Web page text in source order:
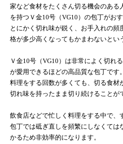
家など食材をたくさん切る機会のある
を持つＶ金10号（VG10 ）の包丁がお
とにかく切れ味が鋭く、お手入れの頻
格が多少高くなってもかまわないとい
Ｖ金10号（VG10 ）は非常によく切れ
が愛用できるほどの高品質な包丁です。
料理をする回数が多くても、切る食材
切れ味を持ったまま切り続けることが
飲食店などで忙しく料理をする中で、
包丁では砥ぎ直しを頻繁にしなくては
かるため非効率的になります。